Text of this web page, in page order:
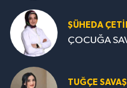
ŞÜHEDA
ÇOCUĞA
TUĞÇE SAVAŞ